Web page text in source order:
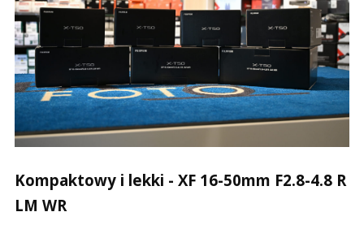
Kompaktowy i lekki - XF 16-50mm F2.8-4.8 R
LM WR